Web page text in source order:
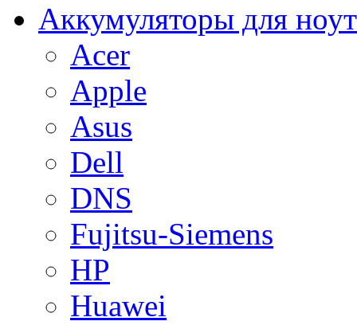
Аккумуляторы для
Acer
Apple
Asus
Dell
DNS
Fujitsu-Siemens
HP
Huawei